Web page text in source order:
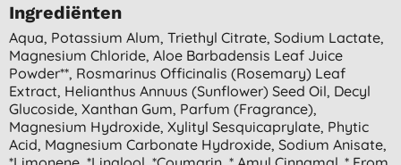
Ingrediënten
Aqua, Potassium Alum, Triethyl Citrate, Sodium Lactate,
Magnesium Chloride, Aloe Barbadensis Leaf Juice
Powder**, Rosmarinus Officinalis (rosemary) Leaf
Extract, Helianthus Annuus (sunflower) Seed Oil, Decyl
Glucoside, Xanthan Gum, Parfum (fragrance),
Magnesium Hydroxide, Xylityl Sesquicaprylate, Phytic
Acid, Magnesium Carbonate Hydroxide, Sodium Anisate,